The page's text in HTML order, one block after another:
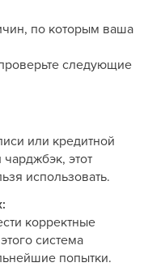
по которым ваша
следующие
или кредитной
этот
использовать.
корректные
система
попытки.